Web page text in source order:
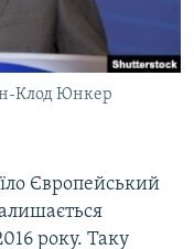
Клод Юнкер
Європейський
року. Таку